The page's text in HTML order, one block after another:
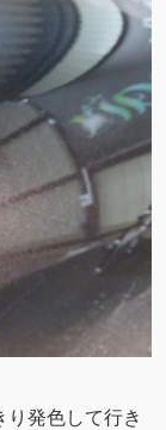
発色して行き